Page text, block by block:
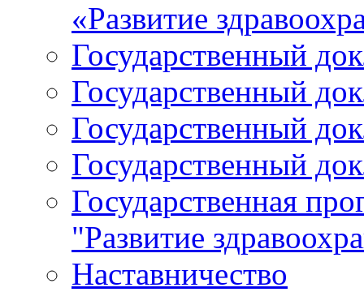
«Развитие
Государственный
Государственный
Государственный
Государственный
Государственная
"Развитие
Наставничество